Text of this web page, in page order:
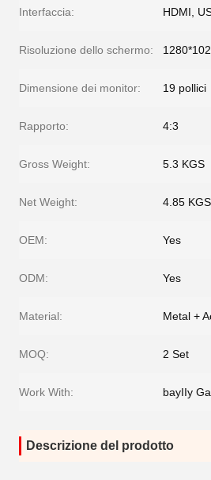
Interfaccia: HDMI,
Risoluzione dello schermo:
Dimensione dei monitor: 19 pollici
Rapporto: 4:3
Gross Weight: 5.3 KGS
Net Weight: 4.85 KGS
OEM: Yes
ODM: Yes
Material: Metal +
MOQ: 2 Set
Work With: bayIIy
Descrizione del prodotto